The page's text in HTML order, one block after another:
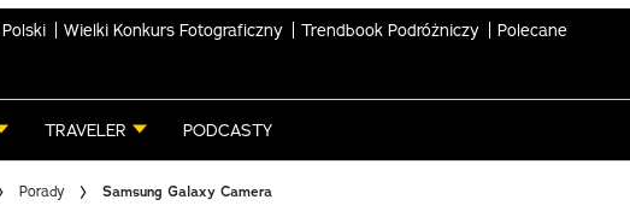
Wielki Konkurs Fotograficzny Trendbook Podróżniczy Polecane
TRAVELER PODCASTY
Porady Samsung Galaxy Camera